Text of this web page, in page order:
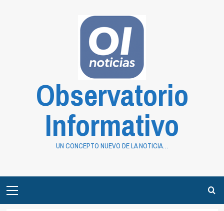
Observatorio
Informativo
UN CONCEPTO NUEVO DE LA NOTICIA…
Menu